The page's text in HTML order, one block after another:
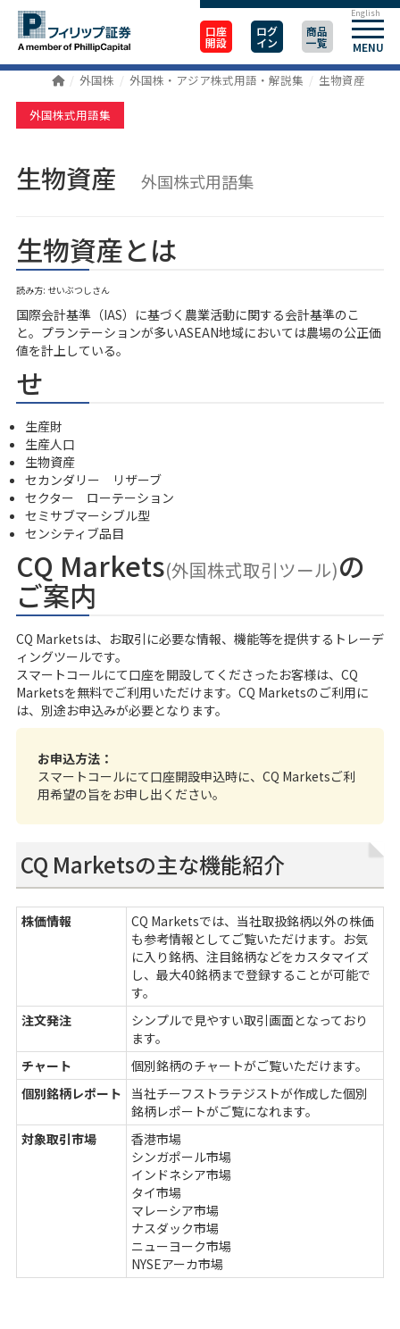
口座
開設
ログ
イン
商品
一覧 MENU
English
外国株 外国株・アジア株式用語・解説集 生物資産
外国株式用語集
生物資産 外国株式用語集
生物資産とは
読み方: せいぶつしさん
国際会計基準（IAS）に基づく農業活動に関する会計基準のこ
と。プランテーションが多いASEAN地域においては農場の公正価
値を計上している。
せ
生産財
生産人口
生物資産
セカンダリー リザーブ
セクター ローテーション
セミサブマーシブル型
センシティブ品目
CQ Markets(外国株式取引ツール)の
ご案内
CQ Marketsは、お取引に必要な情報、機能等を提供するトレーデ
ィングツールです。
スマートコールにて口座を開設してくださったお客様は、CQ
Marketsを無料でご利用いただけます。CQ Marketsのご利用に
は、別途お申込みが必要となります。
お申込方法：
スマートコールにて口座開設申込時に、CQ Marketsご利
用希望の旨をお申し出ください。
CQ Marketsの主な機能紹介
株価情報
CQ Marketsでは、当社取扱銘柄以外の株価
も参考情報としてご覧いただけます。お気
に入り銘柄、注目銘柄などをカスタマイズ
し、最大40銘柄まで登録することが可能で
す。
注文発注
シンプルで見やすい取引画面となっており
ます。
チャート
個別銘柄のチャートがご覧いただけます。
個別銘柄レポート
当社チーフストラテジストが作成した個別
銘柄レポートがご覧になれます。
対象取引市場
香港市場
シンガポール市場
インドネシア市場
タイ市場
マレーシア市場
ナスダック市場
ニューヨーク市場
NYSEアーカ市場